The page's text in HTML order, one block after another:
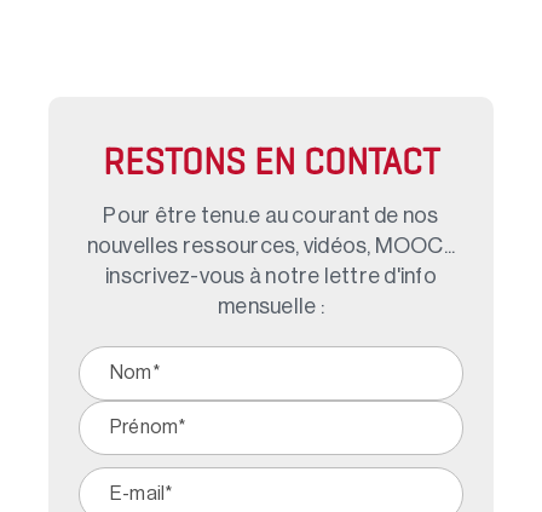
RESTONS EN CONTACT
Pour être tenu.e au courant de nos
nouvelles ressources, vidéos, MOOC...
inscrivez-vous à notre lettre d'info
mensuelle :